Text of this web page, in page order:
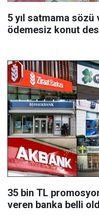
5 yıl satmama sözü
ödemesiz konut
35 bin TL
veren banka belli